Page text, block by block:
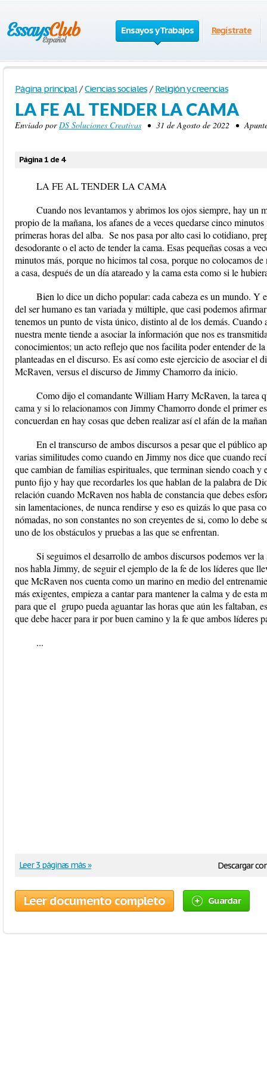
Ensayos y Trabajos Regístrate
Página principal / Ciencias sociales / Religión y creencias
LA FE AL TENDER LA CAMA
Enviado porDS Soluciones Creativas • 31 de Agosto de 2022 •
Página 1 de 4
LA FE AL TENDER LA CAMA
Cuando nos levantamos y abrimos los ojos siempre, hay un
propio de la mañana, los afanes de a veces quedarse cinco
primeras horas del alba. Se nos pasa por alto casi lo cotidiano,
desodorante o el acto de tender la cama. Esas pequeñas cosas a
minutos más, porque no hicimos tal cosa, porque no colocamos
a casa, después de un día atareado y la cama esta como si le
Bien lo dice un dicho popular: cada cabeza es un mundo. Y
del ser humano es tan variada y múltiple, que casi podemos
tenemos un punto de vista único, distinto al de los demás.
nuestra mente tiende a asociar la información que nos es
conocimientos; un acto reflejo que nos facilita poder entender de
planteadas en el discurso. Es así como este ejercicio de asociar el
McRaven, versus el discurso de Jimmy Chamorro da inicio.
Como dijo el comandante William Harry McRaven, la tarea
cama y si lo relacionamos con Jimmy Chamorro donde el primer
concuerdan en hay cosas que deben realizar así el afán de la
En el transcurso de ambos discursos a pesar que el público
varias similitudes como cuando en Jimmy nos dice que cuando
que cambian de familias espirituales, que terminan siendo coach y
punto fijo y hay que recordarles los que hablan de la palabra de
relación cuando McRaven nos habla de constancia que debes
sin lamentaciones, de nunca rendirse y eso es quizás lo que pasa
nómadas, no son constantes no son creyentes de si, como lo debe
uno de los obstáculos y pruebas a las que se enfrentan.
Si seguimos el desarrollo de ambos discursos podemos ver
nos habla Jimmy, de seguir el ejemplo de la fe de los líderes que
que McRaven nos cuenta como un marino en medio del
más exigentes, empieza a cantar para mantener la calma y de esta
para que el grupo pueda aguantar las horas que aún les faltaban,
que debe hacer para ir por buen camino y la fe que ambos líderes
...
Descargar
Leer 3 páginas más »
Leer documento completo Guardar